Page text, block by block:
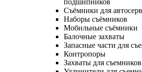
подшипников
Съёмники для
Наборы съёмников
Мобильные съёмники
Балочные захваты
Запасные части для
Контропоры
Захваты для съемников